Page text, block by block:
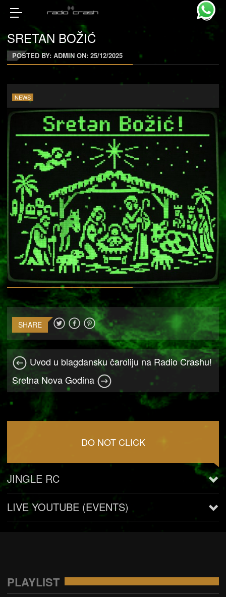
SRETAN BOŽIĆ
POSTED BY: ADMIN ON:25/12/2025
NEWS
SHARE
Uvod u blagdansku čaroliju na Radio Crashu!
Sretna Nova Godina
DO NOT CLICK
JINGLE RC
Audio
Player
00:00
LIVE YOUTUBE (EVENTS)
PLAYLIST